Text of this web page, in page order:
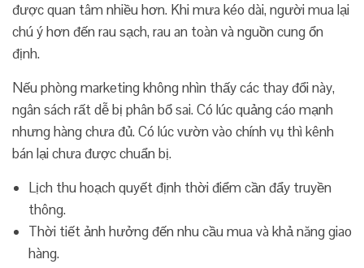
được quan tâm nhiều hơn. Khi mưa kéo dài, người mua lại
chú ý hơn đến rau sạch, rau an toàn và nguồn cung ổn
định.
Nếu phòng marketing không nhìn thấy các thay đổi này,
ngân sách rất dễ bị phân bổ sai. Có lúc quảng cáo mạnh
nhưng hàng chưa đủ. Có lúc vườn vào chính vụ thì kênh
bán lại chưa được chuẩn bị.
Lịch thu hoạch quyết định thời điểm cần đẩy truyền
thông.
Thời tiết ảnh hưởng đến nhu cầu mua và khả năng giao
hàng.